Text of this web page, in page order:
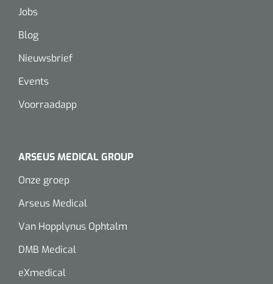
Jobs
Blog
Nieuwsbrief
Events
Voorraadapp
ARSEUS MEDICAL GROUP
Onze groep
Arseus Medical
Van Hopplynus Ophtalm
DMB Medical
eXmedical